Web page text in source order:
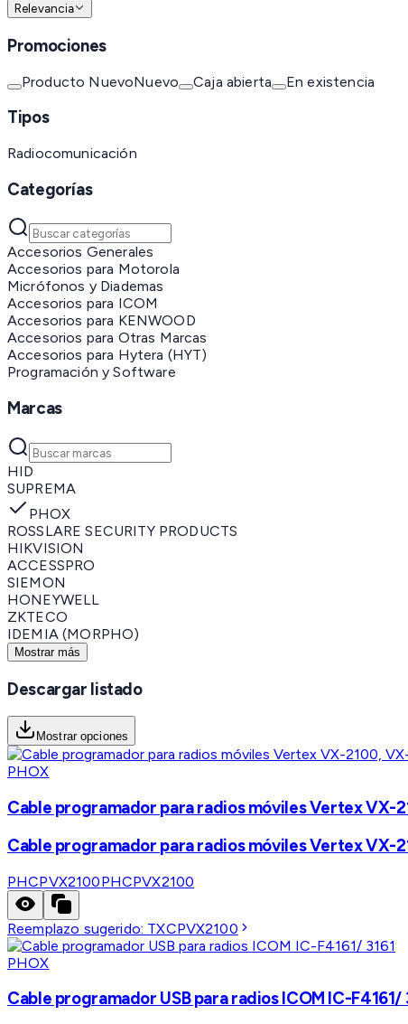
Relevancia
Promociones
Producto NuevoNuevo Caja abierta En existencia
Tipos
Radiocomunicación
Categorías
Accesorios Generales
Accesorios para Motorola
Micrófonos y Diademas
Accesorios para ICOM
Accesorios para KENWOOD
Accesorios para Otras Marcas
Accesorios para Hytera (HYT)
Programación y Software
Marcas
HID
SUPREMA
PHOX
ROSSLARE SECURITY PRODUCTS
HIKVISION
ACCESSPRO
SIEMON
HONEYWELL
ZKTECO
IDEMIA (MORPHO)
Mostrar más
Descargar listado
Mostrar opciones
PHOX
Cable programador para radios móviles Vertex VX-
Cable programador para radios móviles Vertex VX-
PHCPVX2100PHCPVX2100
Reemplazo sugerido: TXCPVX2100
PHOX
Cable programador USB para radios ICOM IC-F4161/